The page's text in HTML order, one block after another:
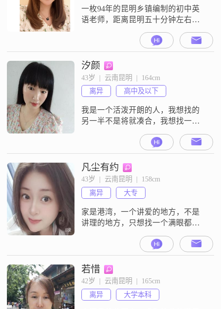
一枚94年的昆明乡镇编制的初中英
语老师，距离昆明五十分钟左右的
车程，周四到周天回昆明。性格活
泼开朗，空闲时间喜欢听歌、看
书、打羽毛球、跑步等，周末寒暑
假会回家陪陪父母或者跟朋友出去
旅游，看看外面的世界。由于圈子
比较小，所以一直单身。想找一个
在昆明上班，体制内工作稳定，人
品好，踏实上进有责任感的男朋
友。
汐颜
43岁  |  云南昆明  |  164cm
离异
高中及以下
我是一个活泼开朗的人，我想找的
另一半不是将就凑合，我想找一个
一见我就笑，我一见就笑的人，互
相包容理解，最重要的是疼我爱
我，你给我偏爱我就视你唯一
凡尘有约
43岁  |  云南昆明  |  158cm
离异
大专
家是港湾，一个讲爱的地方，不是
讲理的地方，只想找一个满眼都是
你的人来宠自己##3002##
若惜
42岁  |  云南昆明  |  165cm
离异
大学本科